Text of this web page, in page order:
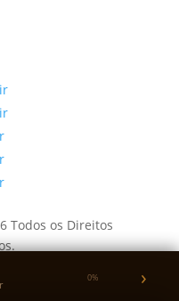
Todos os Direitos
31
ZL - SP - SP CEP
0% ›